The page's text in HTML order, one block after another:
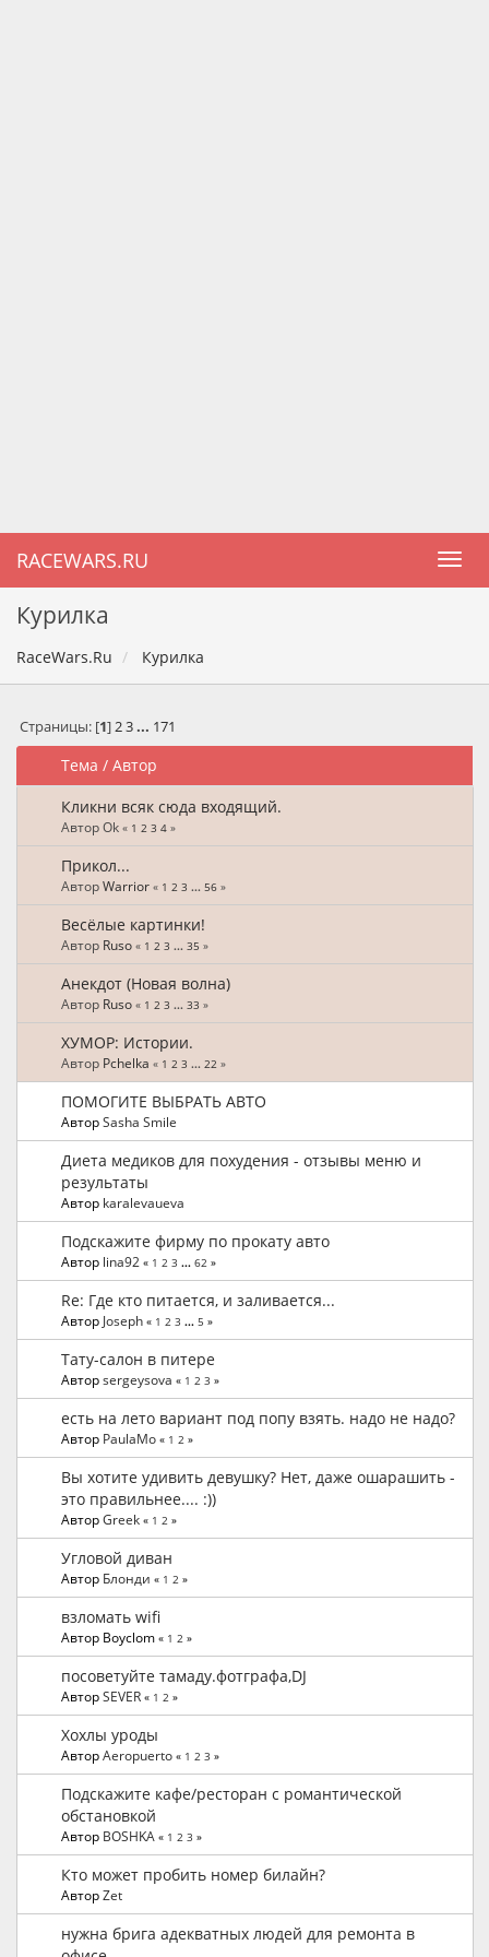
RACEWARS.RU
Курилка
RaceWars.Ru Курилка
Страницы: [1]2 3 ... 171
Тема / Автор
Кликни всяк сюда входящий.
Автор Ok « 1 2 3 4 »
Прикол...
АвторWarrior « 1 2 3 ... 56 »
Весёлые картинки!
Автор Ruso « 1 2 3 ... 35 »
Анекдот (Новая волна)
Автор Ruso « 1 2 3 ... 33 »
ХУМОР: Истории.
Автор Pchelka « 1 2 3 ... 22 »
ПОМОГИТЕ ВЫБРАТЬ АВТО
АвторSasha Smile
Диета медиков для похудения - отзывы меню и
результаты
Автор karalevaueva
Подскажите фирму по прокату авто
Автор lina92 « 1 2 3 ... 62 »
Re: Где кто питается, и заливается...
Автор Joseph « 1 2 3 ... 5 »
Тату-салон в питере
Авторsergeysova « 1 2 3 »
есть на лето вариант под попу взять. надо не надо?
Автор PaulaMo « 1 2 »
Вы хотите удивить девушку? Нет, даже ошарашить -
это правильнее.... :))
АвторGreek « 1 2 »
Угловой диван
Автор Блонди « 1 2 »
взломать wifi
Автор Boyclom « 1 2 »
посоветуйте тамаду.фотграфа,DJ
АвторSEVER « 1 2 »
Хохлы уроды
АвторAeropuerto « 1 2 3 »
Подскажите кафе/ресторан с романтической
обстановкой
Автор BOSHKA « 1 2 3 »
Кто может пробить номер билайн?
АвторZet
нужна брига адекватных людей для ремонта в